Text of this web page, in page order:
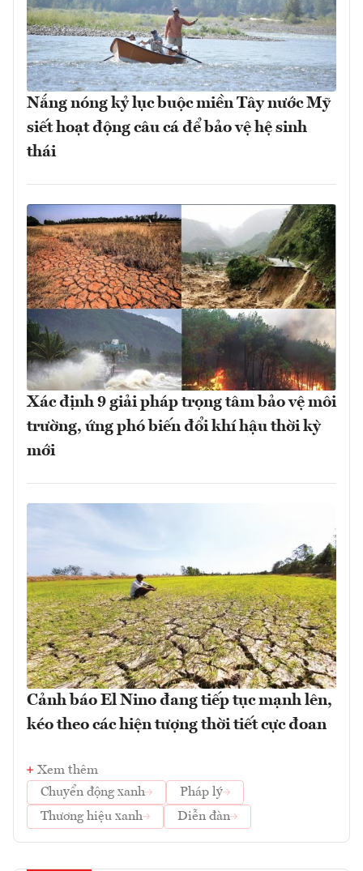
Nắng nóng kỷ lục buộc miền Tây nước Mỹ
siết hoạt động câu cá để bảo vệ hệ sinh
thái
Xác định 9 giải pháp trọng tâm bảo vệ môi
trường, ứng phó biến đổi khí hậu thời kỳ
mới
Cảnh báo El Nino đang tiếp tục mạnh lên,
kéo theo các hiện tượng thời tiết cực đoan
Xem thêm
Chuyển động xanh
Pháp lý
Thương hiệu xanh
Diễn đàn